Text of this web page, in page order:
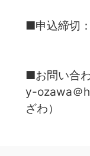
■申込締切
■お問い合
y-ozawa＠
ざわ）